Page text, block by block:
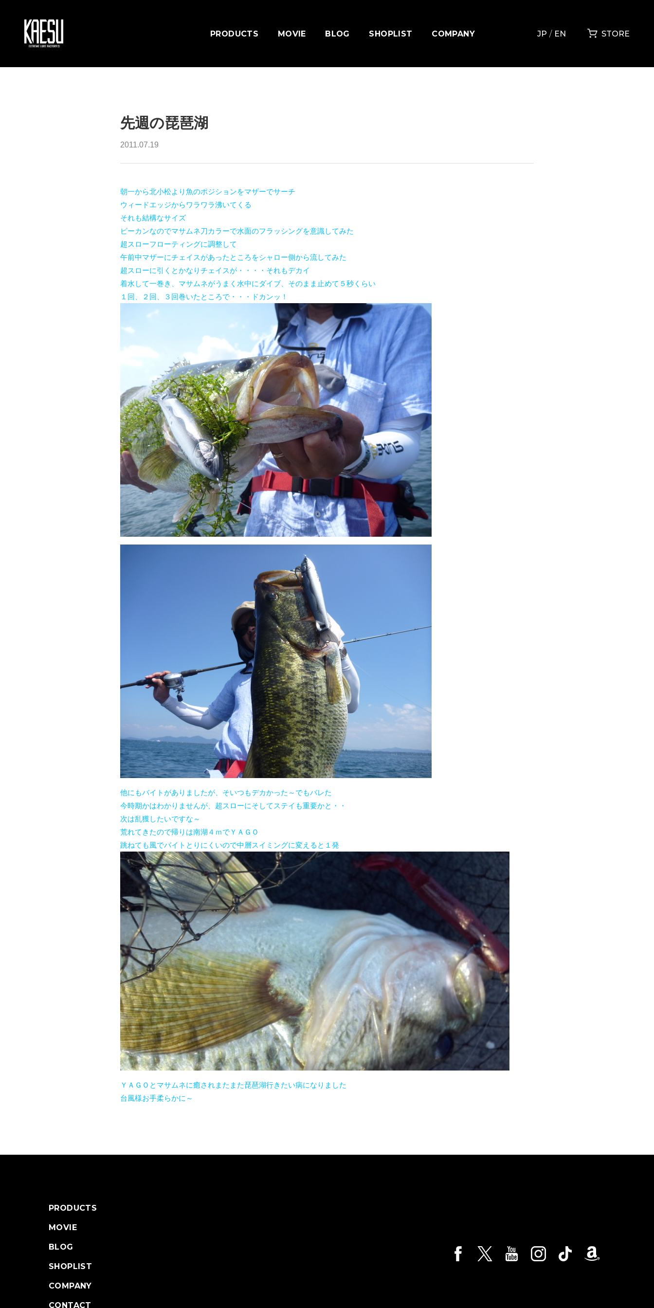
PRODUCTS MOVIE BLOG SHOPLIST COMPANY EN
JP STORE
先週の琵琶湖
2011.07.19
朝一から北小松より魚のポジションをマザーでサーチ
ウィードエッジからワラワラ沸いてくる
それも結構なサイズ
ピーカンなのでマサムネ刀カラーで水面のフラッシングを意識してみた
超スローフローティングに調整して
午前中マザーにチェイスがあったところをシャロー側から流してみた
超スローに引くとかなりチェイスが・・・・それもデカイ
着水して一巻き、マサムネがうまく水中にダイブ、そのまま止めて５秒くらい
１回、２回、３回巻いたところで・・・ドカンッ！
他にもバイトがありましたが、そいつもデカかった～でもバレた
今時期かはわかりませんが、超スローにそしてステイも重要かと・・
次は乱獲したいですな～
荒れてきたので帰りは南湖４ｍでＹＡＧＯ
跳ねても風でバイトとりにくいので中層スイミングに変えると１発
ＹＡＧＯとマサムネに癒されまたまた琵琶湖行きたい病になりました
台風様お手柔らかに～
PRODUCTS
MOVIE
BLOG
SHOPLIST
COMPANY
CONTACT